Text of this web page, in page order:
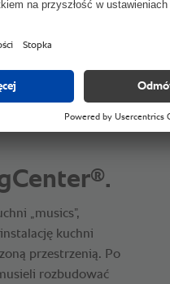
®.
„musics”,
kuchni
przestrzenią. Po
rozbudować